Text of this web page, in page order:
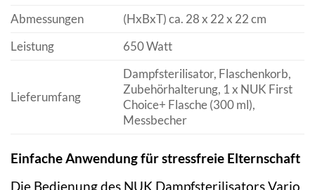
Abmessungen
(HxBxT) ca. 28 x 22 x 22 cm
Leistung
650 Watt
Lieferumfang
Dampfsterilisator, Flaschenkorb,
Zubehörhalterung, 1 x NUK First
Choice+ Flasche (300 ml),
Messbecher
Einfache Anwendung für stressfreie Elternschaft
Die Bedienung des NUK Dampfsterilisators Vario